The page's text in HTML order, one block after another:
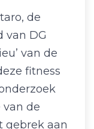
de
van DG
van de
fitness
de
gebrek aan